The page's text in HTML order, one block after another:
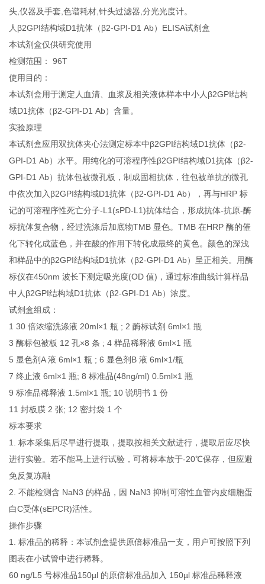
头,仪器及手套,色谱耗材,针头过滤器,分光光度计。
人β2GPI结构域D1抗体（β2-GPI-D1 Ab）ELISA试剂盒
本试剂盒仅供研究使用
检测范围： 96T
使用目的：
本试剂盒用于测定人血清、血浆及相关液体样本中小人β2GPI结构
域D1抗体（β2-GPI-D1 Ab）含量。
实验原理
本试剂盒应用双抗体夹心法测定标本中β2GPI结构域D1抗体（β2-
GPI-D1 Ab）水平。用纯化的可溶程序性β2GPI结构域D1抗体（β2-
GPI-D1 Ab）抗体包被微孔板，制成固相抗体，往包被单抗的微孔
中依次加入β2GPI结构域D1抗体（β2-GPI-D1 Ab），再与HRP 标
记的可溶程序性死亡分子-L1(sPD-L1)抗体结合，形成抗体-抗原-酶
标抗体复合物，经过洗涤后加底物TMB 显色。TMB 在HRP 酶的催
化下转化成蓝色，并在酸的作用下转化成最终的黄色。颜色的深浅
和样品中的β2GPI结构域D1抗体（β2-GPI-D1 Ab）呈正相关。用酶
标仪在450nm 波长下测定吸光度(OD 值)，通过标准曲线计算样品
中人β2GPI结构域D1抗体（β2-GPI-D1 Ab）浓度。
试剂盒组成：
1 30 倍浓缩洗涤液 20ml×1 瓶 ; 2 酶标试剂 6ml×1 瓶
3 酶标包被板 12 孔×8 条 ; 4 样品稀释液 6ml×1 瓶
5 显色剂A 液 6ml×1 瓶 ; 6 显色剂B 液 6ml×1/瓶
7 终止液 6ml×1 瓶; 8 标准品(48ng/ml) 0.5ml×1 瓶
9 标准品稀释液 1.5ml×1 瓶; 10 说明书 1 份
11 封板膜 2 张; 12 密封袋 1 个
标本要求
1. 标本采集后尽早进行提取，提取按相关文献进行，提取后应尽快
进行实验。若不能马上进行试验，可将标本放于-20℃保存，但应避
免反复冻融
2. 不能检测含 NaN3 的样品，因 NaN3 抑制可溶性血管内皮细胞蛋
白C受体(sEPCR)活性。
操作步骤
1. 标准品的稀释：本试剂盒提供原倍标准品一支，用户可按照下列
图表在小试管中进行稀释。
60 ng/L5 号标准品150µl 的原倍标准品加入 150µl 标准品稀释液